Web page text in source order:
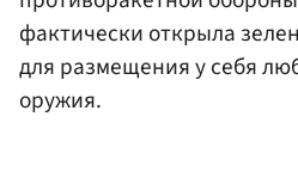
фактически открыла
для размещения у себя
оружия.